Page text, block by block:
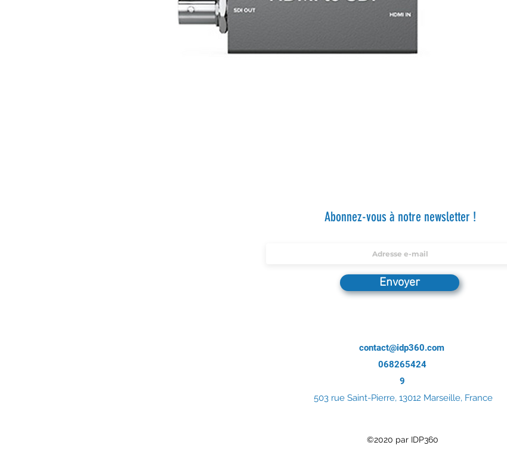
Abonnez-vous à notre newsletter !
Envoyer
contact@idp360.com
068265424
9
503 rue Saint-Pierre, 13012 Marseille, France
©2020 par IDP360